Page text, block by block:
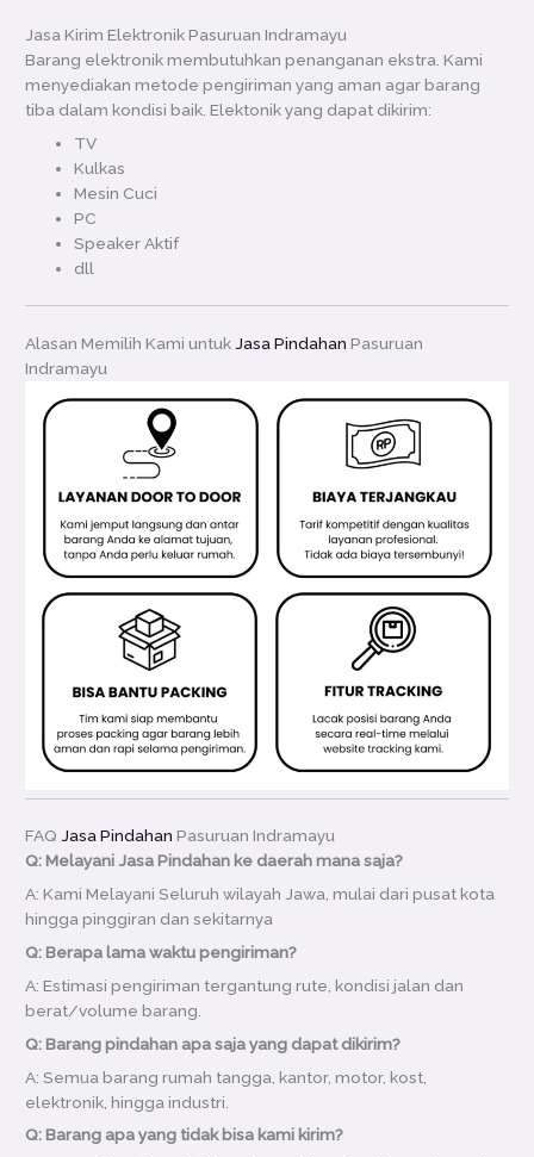
Jasa Kirim Elektronik Pasuruan Indramayu
Barang elektronik membutuhkan penanganan ekstra. Kami
menyediakan metode pengiriman yang aman agar barang
tiba dalam kondisi baik. Elektonik yang dapat dikirim:
TV
Kulkas
Mesin Cuci
PC
Speaker Aktif
dll
Alasan Memilih Kami untuk Jasa Pindahan Pasuruan
Indramayu
FAQJasa Pindahan Pasuruan Indramayu
Q: Melayani Jasa Pindahan ke daerah mana saja?
A: Kami Melayani Seluruh wilayah Jawa, mulai dari pusat kota
hingga pinggiran dan sekitarnya
Q: Berapa lama waktu pengiriman?
A: Estimasi pengiriman tergantung rute, kondisi jalan dan
berat/volume barang.
Q: Barang pindahan apa saja yang dapat dikirim?
A: Semua barang rumah tangga, kantor, motor, kost,
elektronik, hingga industri.
Q: Barang apa yang tidak bisa kami kirim?